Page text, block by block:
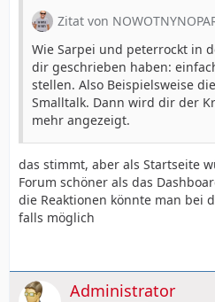
Zitat von
Wie Sarpei und peterrockt in
dir geschrieben haben:
stellen. Also Beispielsweise
Smalltalk. Dann wird dir der
mehr angezeigt.
das stimmt, aber als Startseite
Forum schöner als das
die Reaktionen könnte man bei
falls möglich
Administrator